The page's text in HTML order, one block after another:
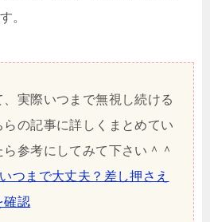
。
、実際いつまで無視し続ける
の記事に詳しくまとめてい
参考にしてみて下さい＾＾
つまで大丈夫？差し押さえ
確認